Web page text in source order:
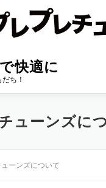
快適に
ち！
ューンズに
ーンズについて